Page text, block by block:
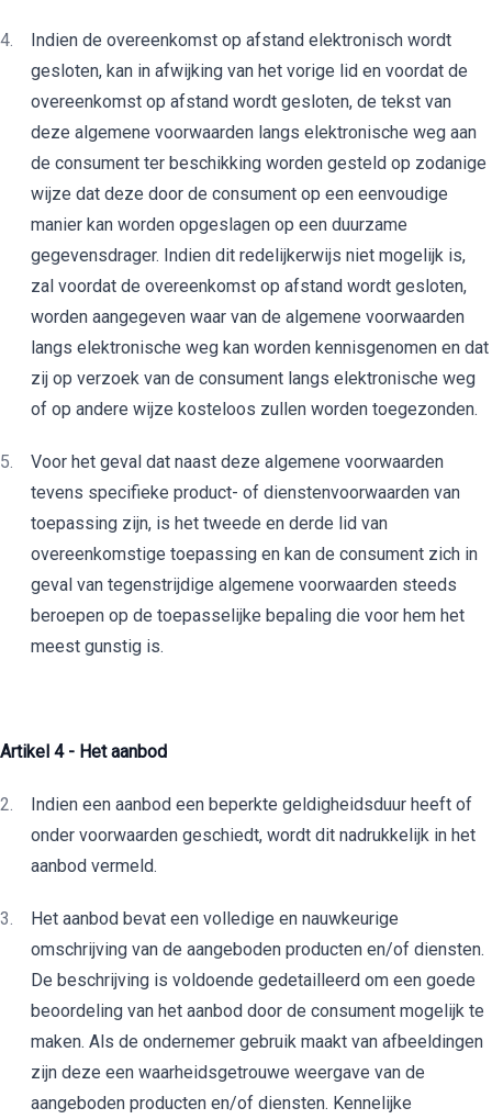
Indien de overeenkomst op afstand elektronisch wordt
gesloten, kan in afwijking van het vorige lid en voordat de
overeenkomst op afstand wordt gesloten, de tekst van
deze algemene voorwaarden langs elektronische weg aan
de consument ter beschikking worden gesteld op zodanige
wijze dat deze door de consument op een eenvoudige
manier kan worden opgeslagen op een duurzame
gegevensdrager. Indien dit redelijkerwijs niet mogelijk is,
zal voordat de overeenkomst op afstand wordt gesloten,
worden aangegeven waar van de algemene voorwaarden
langs elektronische weg kan worden kennisgenomen en dat
zij op verzoek van de consument langs elektronische weg
of op andere wijze kosteloos zullen worden toegezonden.
Voor het geval dat naast deze algemene voorwaarden
tevens specifieke product- of dienstenvoorwaarden van
toepassing zijn, is het tweede en derde lid van
overeenkomstige toepassing en kan de consument zich in
geval van tegenstrijdige algemene voorwaarden steeds
beroepen op de toepasselijke bepaling die voor hem het
meest gunstig is.
Artikel 4 - Het aanbod
Indien een aanbod een beperkte geldigheidsduur heeft of
onder voorwaarden geschiedt, wordt dit nadrukkelijk in het
aanbod vermeld.
Het aanbod bevat een volledige en nauwkeurige
omschrijving van de aangeboden producten en/of diensten.
De beschrijving is voldoende gedetailleerd om een goede
beoordeling van het aanbod door de consument mogelijk te
maken. Als de ondernemer gebruik maakt van afbeeldingen
zijn deze een waarheidsgetrouwe weergave van de
aangeboden producten en/of diensten. Kennelijke